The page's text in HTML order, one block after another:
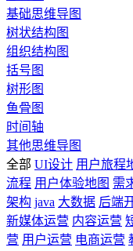
基础思维导图
树状结构图
组织结构图
括号图
树形图
鱼骨图
时间轴
其他思维导图
全部 UI设计 用户旅程
流程 用户体验地图 需
架构 java 大数据 后端
新媒体运营 内容运营
营 用户运营 电商运营